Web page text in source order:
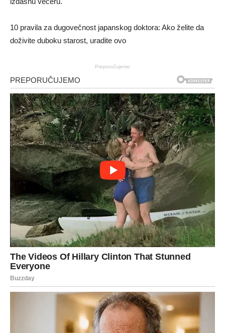
10 pravila za dugovečnost japanskog doktora: Ako želite da
doživite duboku starost, uradite ovo
Preporučujemo